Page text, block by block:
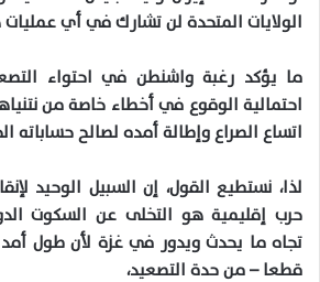
الولايات المتحدة لن تشارك في أي
ما يؤكد رغبة واشنطن في احتواء
احتمالية الوقوع في أخطاء خاصة من
اتساع الصراع وإطالة أمده لصالح حساباته
لذا، نستطيع القول، إن السبيل الوحيد
حرب إقليمية هو التخلى عن السكوت
تجاه ما يحدث ويدور في غزة لأن طول
قطعا – من حدة التصعيد،